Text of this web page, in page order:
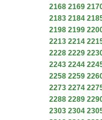
2168 2169
2183 2184
2198 2199
2213 2214
2228 2229
2243 2244
2258 2259
2273 2274
2288 2289
2303 2304